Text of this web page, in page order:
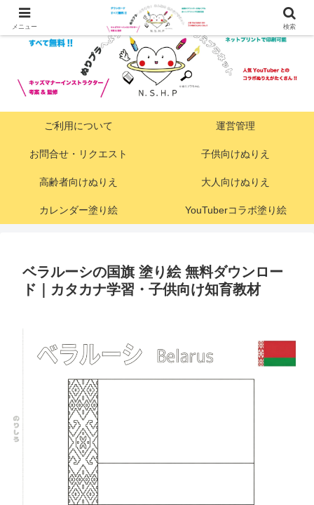
ご利用について 運営管理
お問合せ・リクエスト 子供向けぬりえ
高齢者向けぬりえ 大人向けぬりえ
カレンダー塗り絵 YouTuberコラボ塗り絵
ベラルーシの国旗 塗り絵 無料ダウンロー
ド｜カタカナ学習・子供向け知育教材
メニュー 検索